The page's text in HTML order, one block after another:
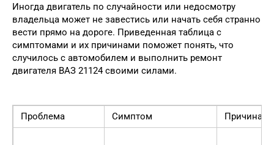
Иногда двигатель по случайности или недосмотру
владельца может не завестись или начать себя странно
вести прямо на дороге. Приведенная таблица с
симптомами и их причинами поможет понять, что
случилось с автомобилем и выполнить ремонт
двигателя ВАЗ 21124 своими силами.
Проблема Симптом Причина